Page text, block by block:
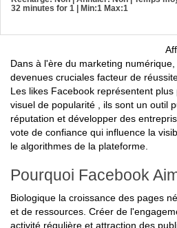
Dans à l'ère du marketing
devenues cruciales facteur de
Les likes Facebook représentent plus
visuel de popularité , ils sont un outil
réputation et développer des
vote de confiance qui influence la
le algorithmes de la plateforme.
Pourquoi Facebook
et de ressources. Créer de
activité régulière et attraction des